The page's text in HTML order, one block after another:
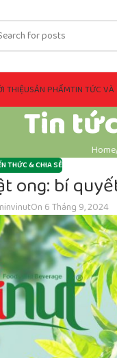
THIỆUSẢN PHẨMTIN TỨC VÀ
Tin
Home
THỨC & CHIA SẺ
ong: bí
On 6 Tháng 9, 2024